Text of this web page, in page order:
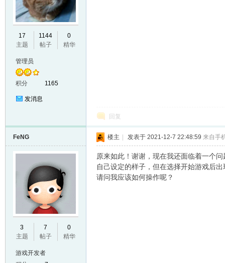
M
17
主题
1144
帖子
0
精华
管理员
积分 1165
发消息
回复
FeNG
3
主题
7
帖子
0
精华
游戏开发者
楼主 发表于 2021-12-7 22:48:59 来自手
原来如此！谢谢，现在我还面临着一个
自己设定的样子，但在选择开始游戏后
请问我应该如何操作呢？